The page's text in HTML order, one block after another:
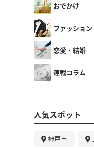
おでかけ
ファッション
恋愛・結婚
連載コラム
人気スポット
神戸市